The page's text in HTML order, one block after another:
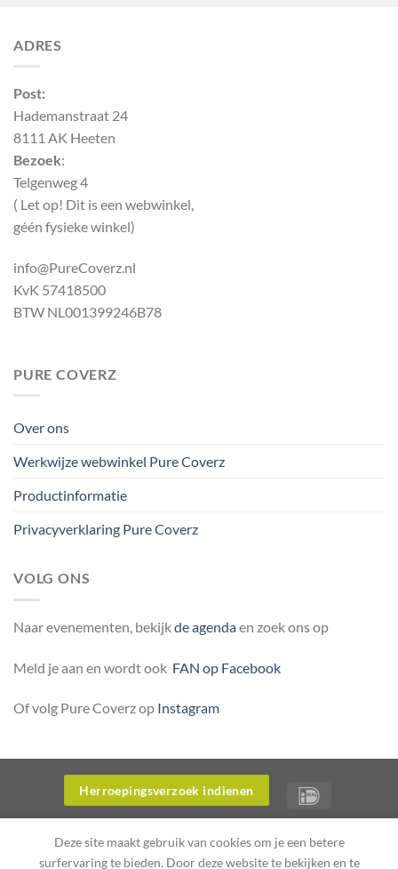
ADRES
Post:
Hademanstraat 24
8111 AK Heeten
Bezoek:
Telgenweg 4
( Let op! Dit is een webwinkel,
géén fysieke winkel)
info@PureCoverz.nl
KvK 57418500
BTW NL001399246B78
PURE COVERZ
Over ons
Werkwijze webwinkel Pure Coverz
Productinformatie
Privacyverklaring Pure Coverz
VOLG ONS
Naar evenementen, bekijkde agendaen zoek ons op
Meld je aan en wordt ook FAN op Facebook
Of volg Pure Coverz op Instagram
Herroepingsverzoek indienen
OVER ONS
WERKWIJZE WEBWINKEL PURE COVERZ
PRODUCTINFORMATIE
PRIVACYVERKLARING PURE COVERZ
Deze site maakt gebruik van cookies om je een betere
surfervaring te bieden. Door deze website te bekijken en te